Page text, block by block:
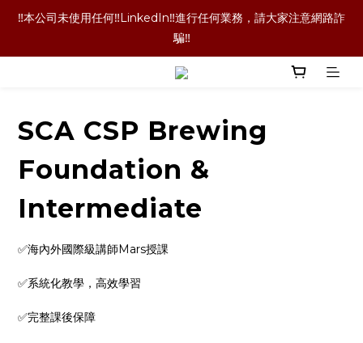
‼️本公司未使用任何‼️LinkedIn‼️進行任何業務，請大家注意網路詐
騙‼️
‼️本公司未使用任何‼️LinkedIn‼️進行任何業務，請大家注意網路詐
騙‼️
‼️咖啡豆喝完了！咖啡袋就丟掉嗎！當然不是囉！長期購買的老客
‼️單品咖啡任選二包9折優惠！買更多折扣越多喔‼️
騙‼️
SCA CSP Brewing
Foundation &
Intermediate
✅海內外國際級講師Mars授課
✅系統化教學，高效學習
✅完整課後保障